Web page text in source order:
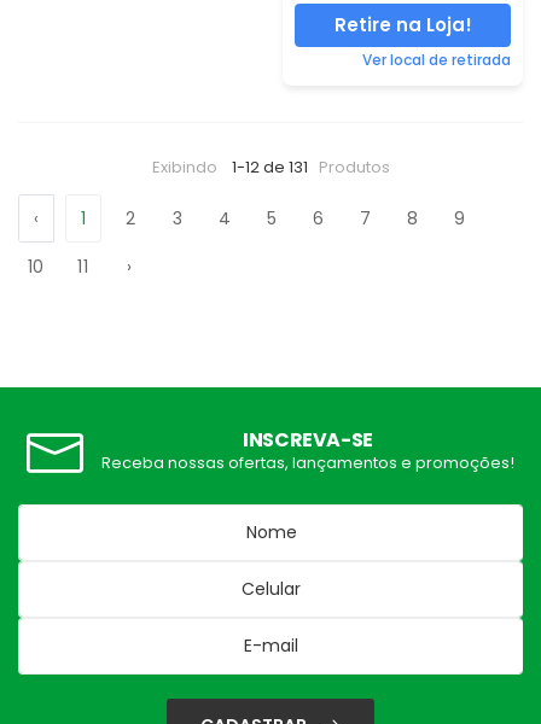
Retire na Loja!
Ver local de retirada
Exibindo 1-12 de 131 Produtos
‹ 1 2 3 4 5 6 7 8
9
10
11 ›
INSCREVA-SE
Receba nossas ofertas, lançamentos e promoções!